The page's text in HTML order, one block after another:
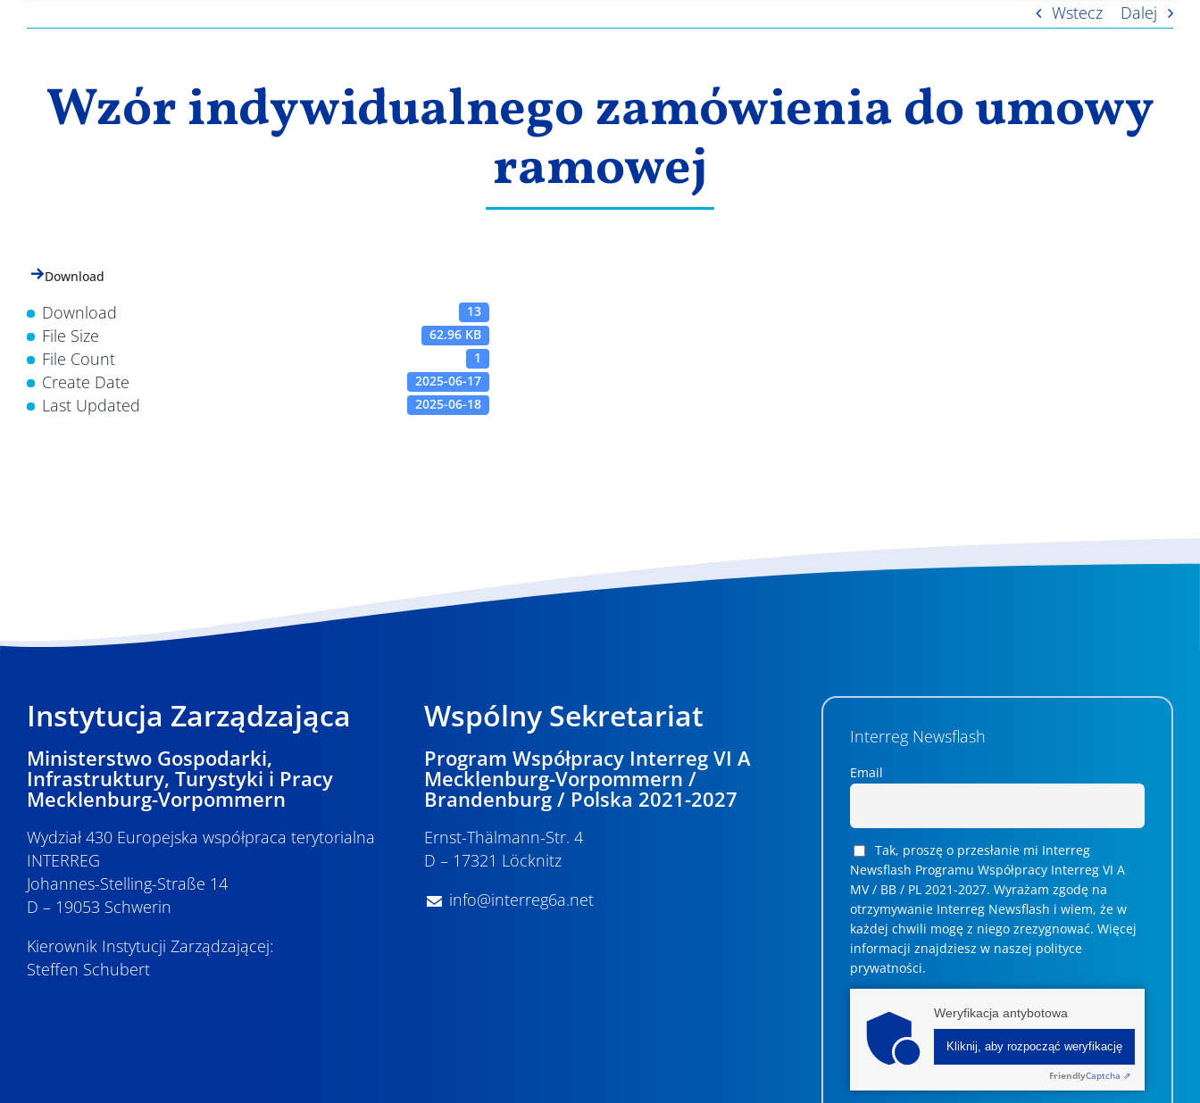
Wstecz Dalej
Wzór indywidualnego zamówienia do umowy
ramowej
Download
Download 13
File Size 62.96 KB
File Count 1
Create Date 2025-06-17
Last Updated 2025-06-18
Instytucja Zarządzająca
Ministerstwo Gospodarki,
Infrastruktury, Turystyki i Pracy
Mecklenburg-Vorpommern
Wydział 430 Europejska współpraca terytorialna
INTERREG
Johannes-Stelling-Straße 14
D – 19053 Schwerin
Kierownik Instytucji Zarządzającej:
Steffen Schubert
Wspólny Sekretariat
Program Współpracy Interreg VI A
Mecklenburg-Vorpommern /
Brandenburg / Polska 2021-2027
Ernst-Thälmann-Str. 4
D – 17321 Löcknitz
info@interreg6a.net
Interreg Newsflash
Email
Tak, proszę o przesłanie mi Interreg
Newsflash Programu Współpracy Interreg VI A
MV / BB / PL 2021-2027. Wyrażam zgodę na
otrzymywanie Interreg Newsflash i wiem, że w
każdej chwili mogę z niego zrezygnować. ­­Więcej
informacji znajdziesz w naszej polityce
prywatności.
Weryfikacja antybotowa
Kliknij, aby rozpocząć weryfikację
FriendlyCaptcha ⇗